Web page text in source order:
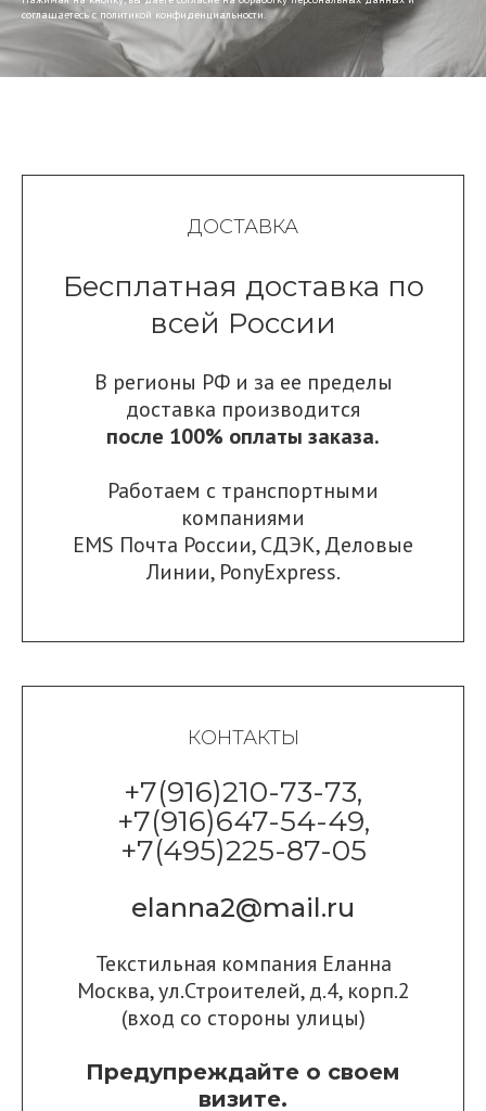
соглашаетесь c политикой конфиденциальности.
ДОСТАВКА
Бесплатная доставка по
всей России
В регионы РФ и за ее пределы
доставка производится
после 100% оплаты заказа.
Работаем с транспортными
компаниями
EMS Почта России,СДЭК,Деловые
Линии, PonyExpress.
КОНТАКТЫ
+7(916)210-73-73,
+7(916)647-54-49,
+7(495)225-87-05
elanna2@mail.ru
Текстильная компания Еланна
Москва, ул.Строителей, д.4, корп.2
(вход со стороны улицы)
Предупреждайте о своем
визите.